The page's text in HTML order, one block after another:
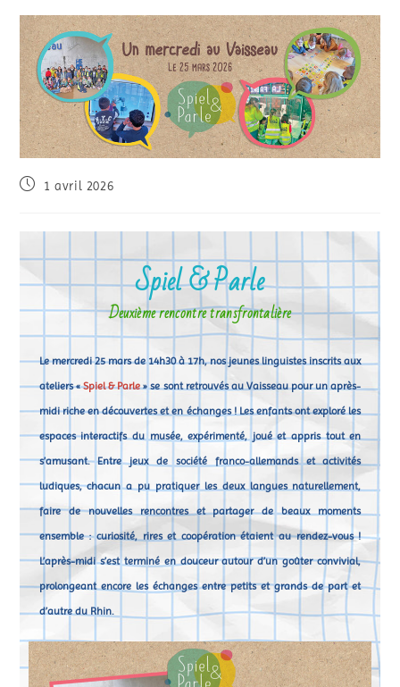
1 avril 2026
Spiel & Parle
Deuxième rencontre transfrontalière
Le mercredi 25 mars de 14h30 à 17h, nos jeunes linguistes inscrits aux
ateliers «Spiel & Parle» se sont retrouvés au Vaisseau pour un après-
midi riche en découvertes et en échanges ! Les enfants ont exploré les
espaces interactifs du musée, expérimenté, joué et appris tout en
s’amusant. Entre jeux de société franco-allemands et activités
ludiques, chacun a pu pratiquer les deux langues naturellement,
faire de nouvelles rencontres et partager de beaux moments
ensemble : curiosité, rires et coopération étaient au rendez-vous !
L’après-midi s’est terminé en douceur autour d’un goûter convivial,
prolongeant encore les échanges entre petits et grands de part et
d’autre du Rhin.